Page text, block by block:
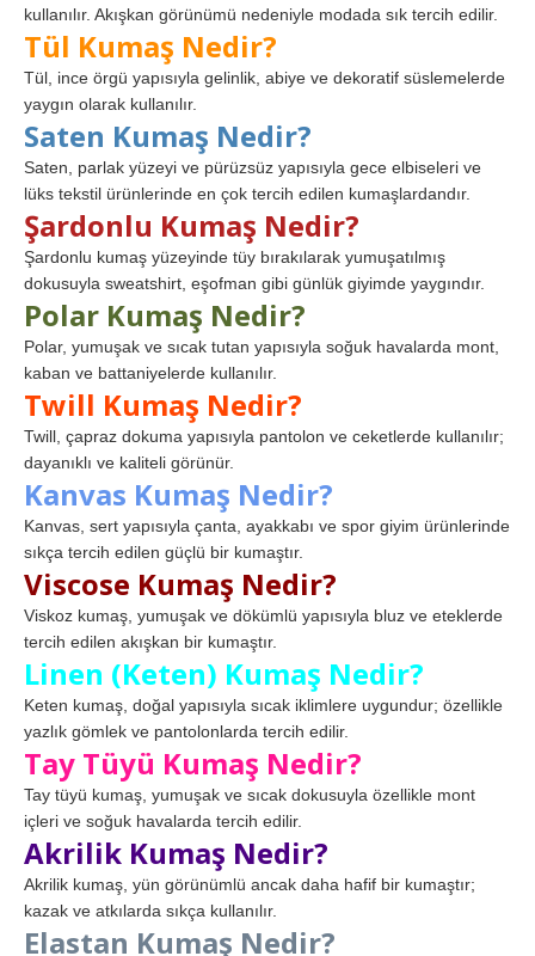
kullanılır. Akışkan görünümü nedeniyle modada sık tercih edilir.
Tül Kumaş Nedir?
Tül, ince örgü yapısıyla gelinlik, abiye ve dekoratif süslemelerde
yaygın olarak kullanılır.
Saten Kumaş Nedir?
Saten, parlak yüzeyi ve pürüzsüz yapısıyla gece elbiseleri ve
lüks tekstil ürünlerinde en çok tercih edilen kumaşlardandır.
Şardonlu Kumaş Nedir?
Şardonlu kumaş yüzeyinde tüy bırakılarak yumuşatılmış
dokusuyla sweatshirt, eşofman gibi günlük giyimde yaygındır.
Polar Kumaş Nedir?
Polar, yumuşak ve sıcak tutan yapısıyla soğuk havalarda mont,
kaban ve battaniyelerde kullanılır.
Twill Kumaş Nedir?
Twill, çapraz dokuma yapısıyla pantolon ve ceketlerde kullanılır;
dayanıklı ve kaliteli görünür.
Kanvas Kumaş Nedir?
Kanvas, sert yapısıyla çanta, ayakkabı ve spor giyim ürünlerinde
sıkça tercih edilen güçlü bir kumaştır.
Viscose Kumaş Nedir?
Viskoz kumaş, yumuşak ve dökümlü yapısıyla bluz ve eteklerde
tercih edilen akışkan bir kumaştır.
Linen (Keten) Kumaş Nedir?
Keten kumaş, doğal yapısıyla sıcak iklimlere uygundur; özellikle
yazlık gömlek ve pantolonlarda tercih edilir.
Tay Tüyü Kumaş Nedir?
Tay tüyü kumaş, yumuşak ve sıcak dokusuyla özellikle mont
içleri ve soğuk havalarda tercih edilir.
Akrilik Kumaş Nedir?
Akrilik kumaş, yün görünümlü ancak daha hafif bir kumaştır;
kazak ve atkılarda sıkça kullanılır.
Elastan Kumaş Nedir?